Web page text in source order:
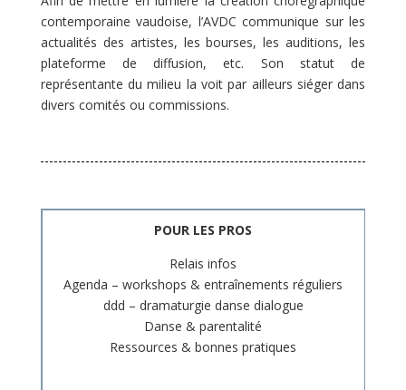
contemporaine vaudoise, l’AVDC communique sur les
actualités des artistes, les bourses, les auditions, les
plateforme de diffusion, etc. Son statut de
représentante du milieu la voit par ailleurs siéger dans
divers comités ou commissions.
POUR LES PROS
Relais infos
Agenda – workshops & entraînements réguliers
ddd – dramaturgie danse dialogue
Danse & parentalité
Ressources & bonnes pratiques